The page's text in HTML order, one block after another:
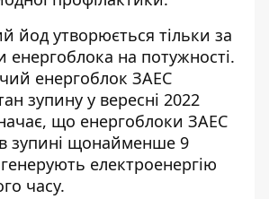
йод утворюється тільки за
енергоблока на потужності.
енергоблок ЗАЕС
зупину у вересні 2022
що енергоблоки ЗАЕС
зупині щонайменше 9
генерують електроенергію
часу.